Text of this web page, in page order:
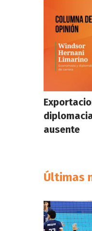
ausente
Últimas